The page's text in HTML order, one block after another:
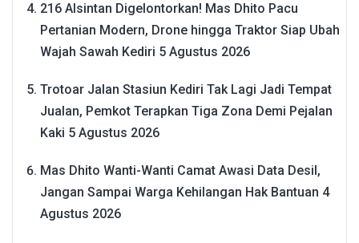
216 Alsintan Digelontorkan! Mas Dhito Pacu
Pertanian Modern, Drone hingga Traktor Siap Ubah
Wajah Sawah Kediri 5 Agustus 2026
Trotoar Jalan Stasiun Kediri Tak Lagi Jadi Tempat
Jualan, Pemkot Terapkan Tiga Zona Demi Pejalan
Kaki 5 Agustus 2026
Mas Dhito Wanti-Wanti Camat Awasi Data Desil,
Jangan Sampai Warga Kehilangan Hak Bantuan 4
Agustus 2026